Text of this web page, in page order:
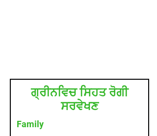
ਗ੍ਰੀਨਵਿਚ ਸਿਹਤ ਰੋਗੀ
ਸਰਵੇਖਣ
Family